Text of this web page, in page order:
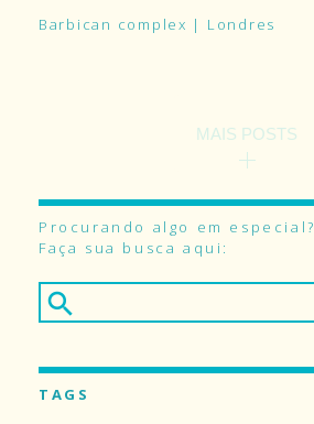
Barbican complex | Londres
MAIS POSTS
Procurando algo em especial?
Faça sua busca aqui:
TAGS